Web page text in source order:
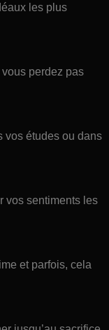
les plus
perdez pas
vos études ou dans
vos sentiments les
et parfois, cela